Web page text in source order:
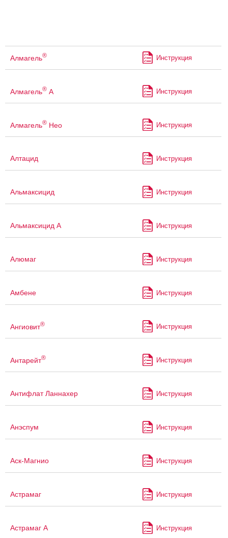
Алмагель® Инструкция
Алмагель® А Инструкция
Алмагель® Нео Инструкция
Алтацид Инструкция
Альмаксицид Инструкция
Альмаксицид А Инструкция
Алюмаг Инструкция
Амбене Инструкция
Ангиовит® Инструкция
Антарейт® Инструкция
Антифлат Ланнахер Инструкция
Анэспум Инструкция
Аск-Магнио Инструкция
Астрамаг Инструкция
Астрамаг А Инструкция